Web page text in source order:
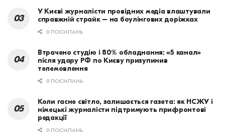
У Києві журналісти провідних медіа влаштували
справжній страйк – на боулінгових доріжках
0 ПОСИЛАНЬ
Втрачено студію і 80% обладнання: «5 канал»
після удару РФ по Києву призупинив
телемовлення
0 ПОСИЛАНЬ
Коли гасне світло, залишається газета: як НСЖУ і
німецькі журналісти підтримують прифронтові
редакції
0 ПОСИЛАНЬ